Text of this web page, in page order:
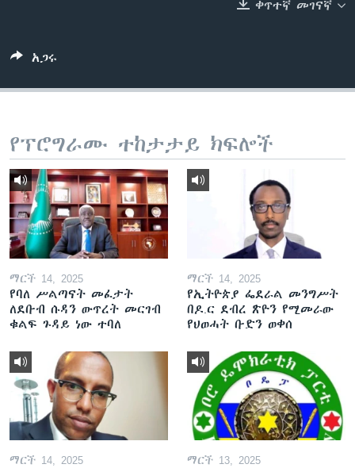
ቋንቋዎች
ቀጥተኛ መገናኛ
አጋሩ
የፕሮግራሙ ተከታታይ ክፍሎች
ማርች 14, 2025
የባለ ሥልጣናት መፈታት
ለደቡብ ሱዳን ውጥረት መርገብ
ቁልፍ ጉዳይ ነው ተባለ
ማርች 14, 2025
የኢትዮጵያ ፌደራል መንግሥት
በዶ.ር ደብረ ጽዮን የሚመራው
የህወሓት ቡድን ወቀሰ
ማርች 14, 2025 ማርች 13, 2025